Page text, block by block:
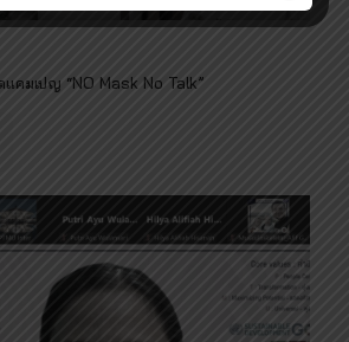
คมเปญ “NO Mask No Talk”